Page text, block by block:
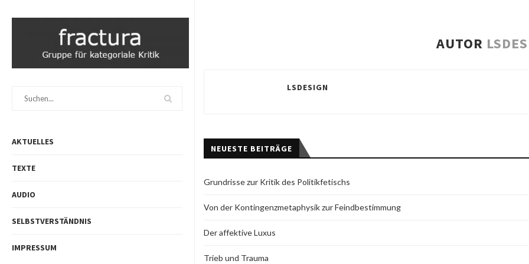
AKTUELLES
TEXTE
AUDIO
SELBSTVERSTÄNDNIS
IMPRESSUM
AUTOR
LSDESIGN
NEUESTE BEITRÄGE
Grundrisse zur Kritik des Politikfetischs
Von der Kontingenzmetaphysik zur Feindbestimmung
Der affektive Luxus
Trieb und Trauma